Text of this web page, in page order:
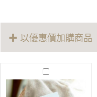
✚ 以優惠價加購商品
N
o
B